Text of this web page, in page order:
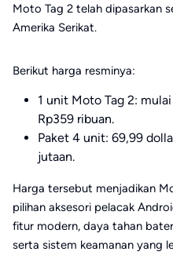
Moto Tag 2 telah dipasarkan
Amerika Serikat.
Berikut harga resminya:
1 unit Moto Tag 2:
Rp359 ribuan.
Paket 4 unit: 69,99
jutaan.
Harga tersebut menjadikan
pilihan aksesori pelacak
fitur modern, daya tahan
serta sistem keamanan yang